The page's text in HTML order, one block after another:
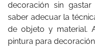
decoración sin
saber adecuar la
de objeto y material.
pintura para